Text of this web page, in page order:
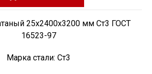
25х2400х3200 мм Ст3 ГОСТ
16523-97
Марка стали: Ст3